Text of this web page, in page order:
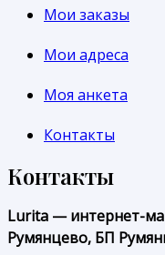
Мои заказы
Мои адреса
Моя анкета
Контакты
Контакты
Lurita — интернет-
Румянцево, БП